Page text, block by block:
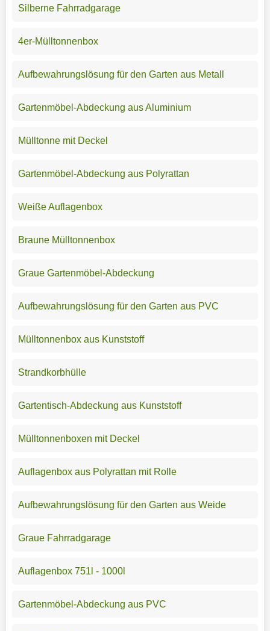
Silberne Fahrradgarage
4er-Mülltonnenbox
Aufbewahrungslösung für den Garten aus Metall
Gartenmöbel-Abdeckung aus Aluminium
Mülltonne mit Deckel
Gartenmöbel-Abdeckung aus Polyrattan
Weiße Auflagenbox
Braune Mülltonnenbox
Graue Gartenmöbel-Abdeckung
Aufbewahrungslösung für den Garten aus PVC
Mülltonnenbox aus Kunststoff
Strandkorbhülle
Gartentisch-Abdeckung aus Kunststoff
Mülltonnenboxen mit Deckel
Auflagenbox aus Polyrattan mit Rolle
Aufbewahrungslösung für den Garten aus Weide
Graue Fahrradgarage
Auflagenbox 751l - 1000l
Gartenmöbel-Abdeckung aus PVC